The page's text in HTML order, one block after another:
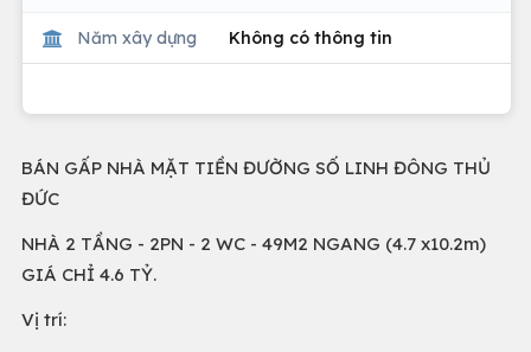
Năm xây dựng Không có thông tin
BÁN GẤP NHÀ MẶT TIỀN ĐƯỜNG SỐ LINH ĐÔNG THỦ
ĐỨC
NHÀ 2 TẦNG - 2PN - 2 WC - 49M2 NGANG (4.7 x10.2m)
GIÁ CHỈ 4.6 TỶ.
Vị trí: